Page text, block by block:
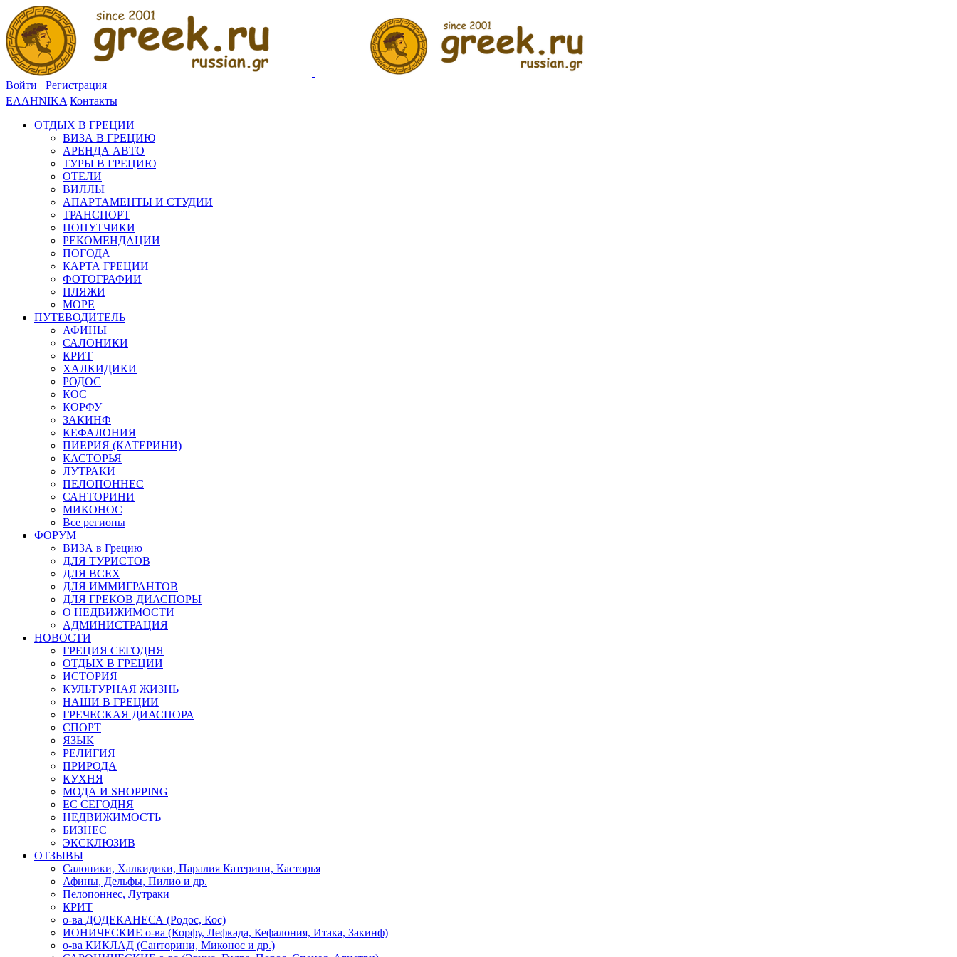
Войти
Регистрация
ΕΛΛΗΝΙΚΑ Контакты
ОТДЫХ В ГРЕЦИИ
ВИЗА В ГРЕЦИЮ
АРЕНДА АВТО
ТУРЫ В ГРЕЦИЮ
ОТЕЛИ
ВИЛЛЫ
АПАРТАМЕНТЫ И СТУДИИ
ТРАНСПОРТ
ПОПУТЧИКИ
РЕКОМЕНДАЦИИ
ПОГОДА
КАРТА ГРЕЦИИ
ФОТОГРАФИИ
ПЛЯЖИ
МОРЕ
ПУТЕВОДИТЕЛЬ
АФИНЫ
САЛОНИКИ
КРИТ
ХАЛКИДИКИ
РОДОС
КОС
КОРФУ
ЗАКИНФ
КЕФАЛОНИЯ
ПИЕРИЯ (КАТЕРИНИ)
КАСТОРЬЯ
ЛУТРАКИ
ПЕЛОПОННЕС
САНТОРИНИ
МИКОНОС
Все регионы
ФОРУМ
ВИЗА в Грецию
ДЛЯ ТУРИСТОВ
ДЛЯ ВСЕХ
ДЛЯ ИММИГРАНТОВ
ДЛЯ ГРЕКОВ ДИАСПОРЫ
О НЕДВИЖИМОСТИ
АДМИНИСТРАЦИЯ
НОВОСТИ
ГРЕЦИЯ СЕГОДНЯ
ОТДЫХ В ГРЕЦИИ
ИСТОРИЯ
КУЛЬТУРНАЯ ЖИЗНЬ
НАШИ В ГРЕЦИИ
ГРЕЧЕСКАЯ ДИАСПОРА
СПОРТ
ЯЗЫК
РЕЛИГИЯ
ПРИРОДА
КУХНЯ
МОДА И SHOPPING
ЕС СЕГОДНЯ
НЕДВИЖИМОСТЬ
БИЗНЕС
ЭКСКЛЮЗИВ
ОТЗЫВЫ
Салоники, Халкидики, Паралия Катерини, Касторья
Афины, Дельфы, Пилио и др.
Пелопоннес, Лутраки
КРИТ
о-ва ДОДЕКАНЕСА (Родос, Кос)
ИОНИЧЕСКИЕ о-ва (Корфу, Лефкада, Кефалония, Итака, Закинф)
о-ва КИКЛАД (Санторини, Миконос и др.)